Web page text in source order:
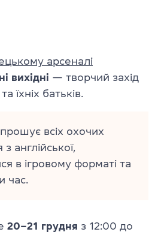
арсеналі
вихідні — творчий захід
їхніх батьків.
всіх охочих
англійської,
в ігровому форматі та
час.
20–21 грудня з 12:00 до